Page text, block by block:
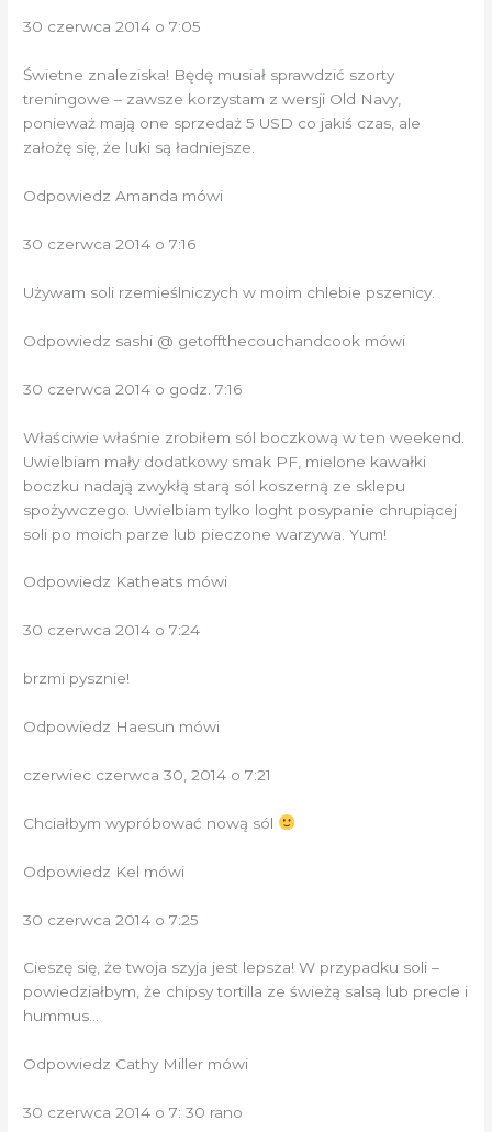
30 czerwca 2014 o 7:05
Świetne znaleziska! Będę musiał sprawdzić szorty
treningowe – zawsze korzystam z wersji Old Navy,
ponieważ mają one sprzedaż 5 USD co jakiś czas, ale
założę się, że luki są ładniejsze.
Odpowiedz Amanda mówi
30 czerwca 2014 o 7:16
Używam soli rzemieślniczych w moim chlebie pszenicy.
Odpowiedz sashi @ getoffthecouchandcook mówi
30 czerwca 2014 o godz. 7:16
Właściwie właśnie zrobiłem sól boczkową w ten weekend.
Uwielbiam mały dodatkowy smak PF, mielone kawałki
boczku nadają zwykłą starą sól koszerną ze sklepu
spożywczego. Uwielbiam tylko loght posypanie chrupiącej
soli po moich parze lub pieczone warzywa. Yum!
Odpowiedz Katheats mówi
30 czerwca 2014 o 7:24
brzmi pysznie!
Odpowiedz Haesun mówi
czerwiec czerwca 30, 2014 o 7:21
Chciałbym wypróbować nową sól
Odpowiedz Kel mówi
30 czerwca 2014 o 7:25
Cieszę się, że twoja szyja jest lepsza! W przypadku soli –
powiedziałbym, że chipsy tortilla ze świeżą salsą lub precle i
hummus…
Odpowiedz Cathy Miller mówi
30 czerwca 2014 o 7: 30 rano